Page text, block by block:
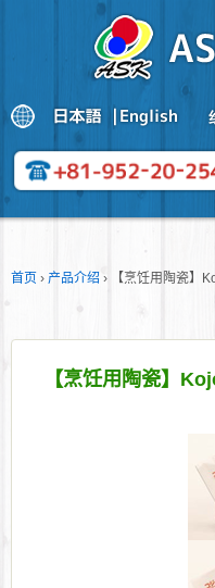
首页 › 产品介绍 › 【烹饪用陶瓷】
【烹饪用陶瓷】